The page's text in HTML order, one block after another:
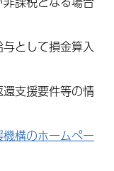
として損金算入
支援要件等の情
構のホームペー